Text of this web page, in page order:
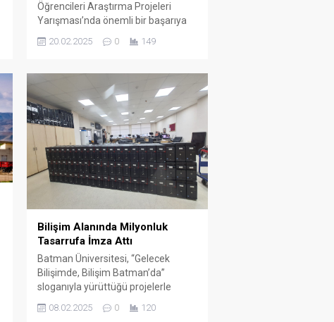
Öğrencileri Araştırma Projeleri
Yarışması’nda önemli bir başarıya
20.02.2025 0 149
Bilişim Alanında Milyonluk
Tasarrufa İmza Attı
Batman Üniversitesi, “Gelecek
Bilişimde, Bilişim Batman’da”
sloganıyla yürüttüğü projelerle
ediyor.
08.02.2025 0 120